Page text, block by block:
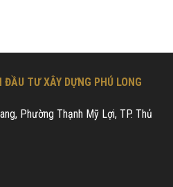
TƯ XÂY DỰNG PHÚ LONG
Phường Thạnh Mỹ Lợi, TP. Thủ